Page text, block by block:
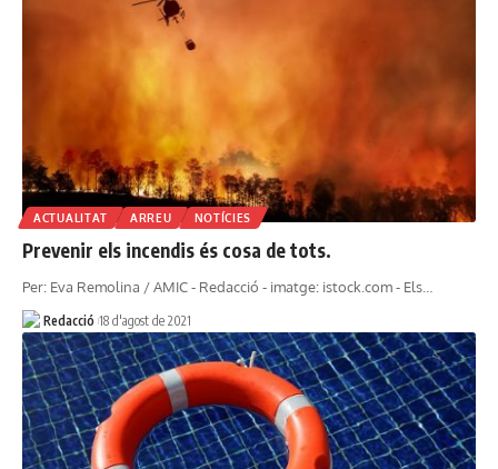
ACTUALITAT ARREU NOTÍCIES
Prevenir els incendis és cosa de tots.
Per: Eva Remolina / AMIC - Redacció - imatge: istock.com - Els…
Redacció 18 d'agost de 2021